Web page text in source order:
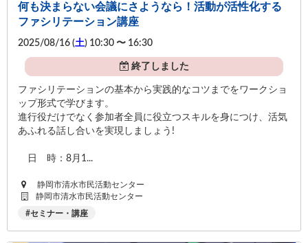
何も決まらない会議にさようなら！活動が活性化する
ファシリテーション講座
2025/08/16 (土) 10:30 〜 16:30
終了しました
ファシリテーションの基本から実践的なコツまでをワークショ
ップ形式で学びます。
進行役だけでなく参加者全員に役立つスキルを身につけ、活気
あふれる話し合いを実現しましょう!
日 時：8月1...
静岡市清水市民活動センター
静岡市清水市民活動センター
セミナー・講座